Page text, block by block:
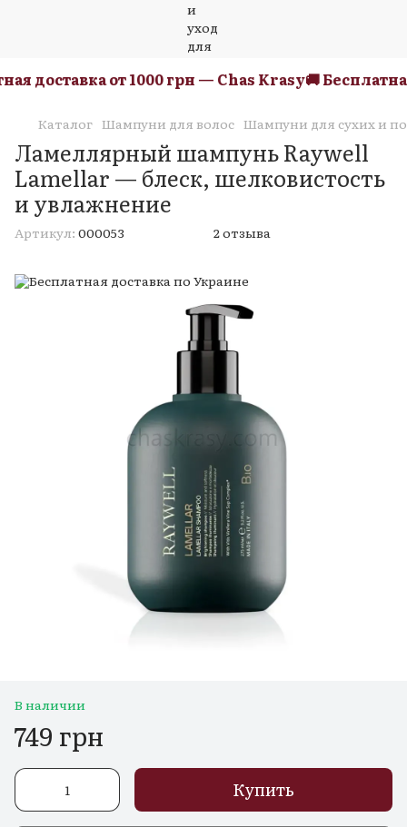
доставка от 1000 грн — Chas Krasy🚚 Бесплатная
Каталог Шампуни для волос Шампуни для сухих и
Ламеллярный шампунь Raywell
Lamellar — блеск, шелковистость
и увлажнение
Артикул: 000053 2 отзыва
В наличии
749 грн
Купить